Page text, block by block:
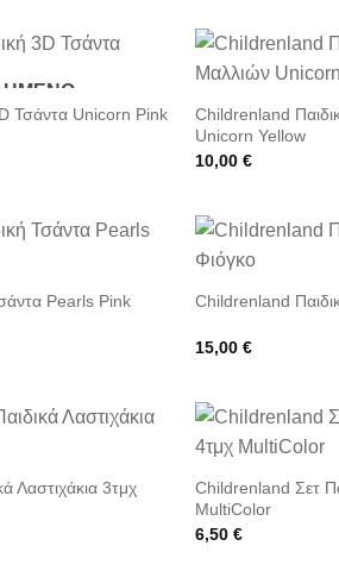
Τσάντα Unicorn Pink
Childrenland
Unicorn Yellow
10,00€
Pearls Pink Childrenland
15,00€
Λαστιχάκια 3τμχ
Childrenland Σετ
MultiColor
6,50€